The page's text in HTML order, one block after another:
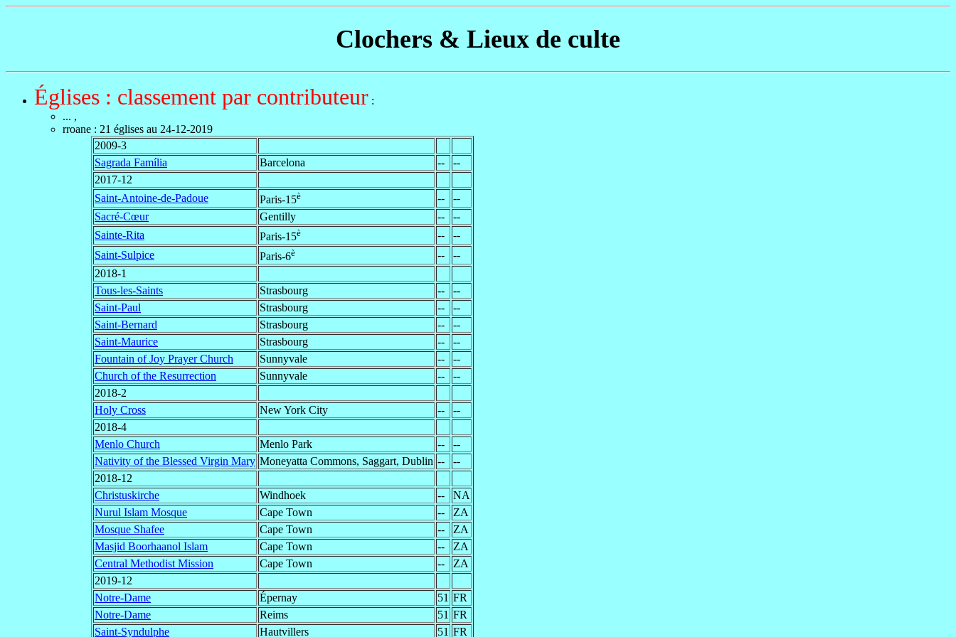
Clochers & Lieux de culte
Églises : classement par contributeur :
... ,
rroane : 21 églises au 24-12-2019
2009-3
Sagrada Família
Barcelona --
--
2017-12
Saint-Antoine-de-Padoue
Paris-15è --
--
Sacré-Cœur
Gentilly --
--
Sainte-Rita
Paris-15è --
--
Saint-Sulpice
Paris-6è --
--
2018-1
Tous-les-Saints
Strasbourg --
--
Saint-Paul
Strasbourg --
--
Saint-Bernard
Strasbourg --
--
Saint-Maurice
Strasbourg --
--
Fountain of Joy Prayer Church
Sunnyvale --
--
Church of the Resurrection
Sunnyvale --
--
2018-2
Holy Cross
New York City --
--
2018-4
Menlo Church
Menlo Park --
--
Nativity of the Blessed Virgin Mary Moneyatta Commons, Saggart, Dublin --
--
2018-12
Christuskirche
Windhoek --
NA
Nurul Islam Mosque
Cape Town --
ZA
Mosque Shafee
Cape Town --
ZA
Masjid Boorhaanol Islam
Cape Town --
ZA
Central Methodist Mission
Cape Town --
ZA
2019-12
Notre-Dame
Épernay 51 FR
Notre-Dame
Reims 51 FR
Saint-Syndulphe
Hautvillers 51 FR